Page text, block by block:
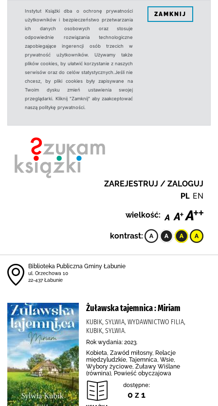
Instytut Książki dba o ochronę prywatności
użytkowników i bezpieczeństwo przetwarzania
ich danych osobowych oraz stosuje
odpowiednie rozwiązania technologiczne
zapobiegające ingerencji osób trzecich w
prywatność użytkowników. Używamy także
plików cookies, by ułatwić korzystanie z naszych
serwisów oraz do celów statystycznych.Jeśli nie
chcesz, by pliki cookies były zapisywane na
Twoim dysku zmień ustawienia swojej
przeglądarki. Kliknij "Zamknij" aby zaakceptować
naszą politykę prywatności.
ZAMKNIJ
ZAREJESTRUJ / ZALOGUJ
PL EN
wielkość:
kontrast:
Biblioteka Publiczna Gminy Łabunie
ul. Orzechowa 10
22-437 Łabunie
Żuławska tajemnica : Miriam
KUBIK, SYLWIA, WYDAWNICTWO FILIA,
KUBIK, SYLWIA.
Rok wydania: 2023.
Kobieta, Zawód miłosny, Relacje
międzyludzkie, Tajemnica, Wsie,
Wybory życiowe, Żuławy Wiślane
(równina), Powieść obyczajowa
dostępne:
0 z 1